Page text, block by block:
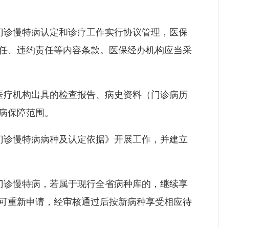
慢特病认定和诊疗工作实行协议管理，医保
、违约责任等内容条款。医保经办机构应当采
机构出具的检查报告、病史资料（门诊病历
保障范围。
慢特病病种及认定依据》开展工作，并建立
慢特病，若属于现行全省病种库的，继续享
重新申请，经审核通过后按新病种享受相应待